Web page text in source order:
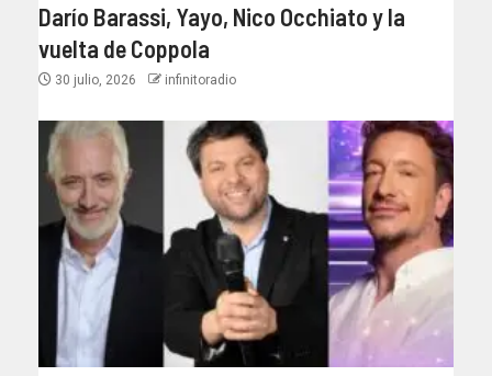
Darío Barassi, Yayo, Nico Occhiato y la
vuelta de Coppola
30 julio, 2026 infinitoradio